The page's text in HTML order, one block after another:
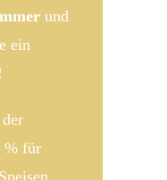
und
ein
% für